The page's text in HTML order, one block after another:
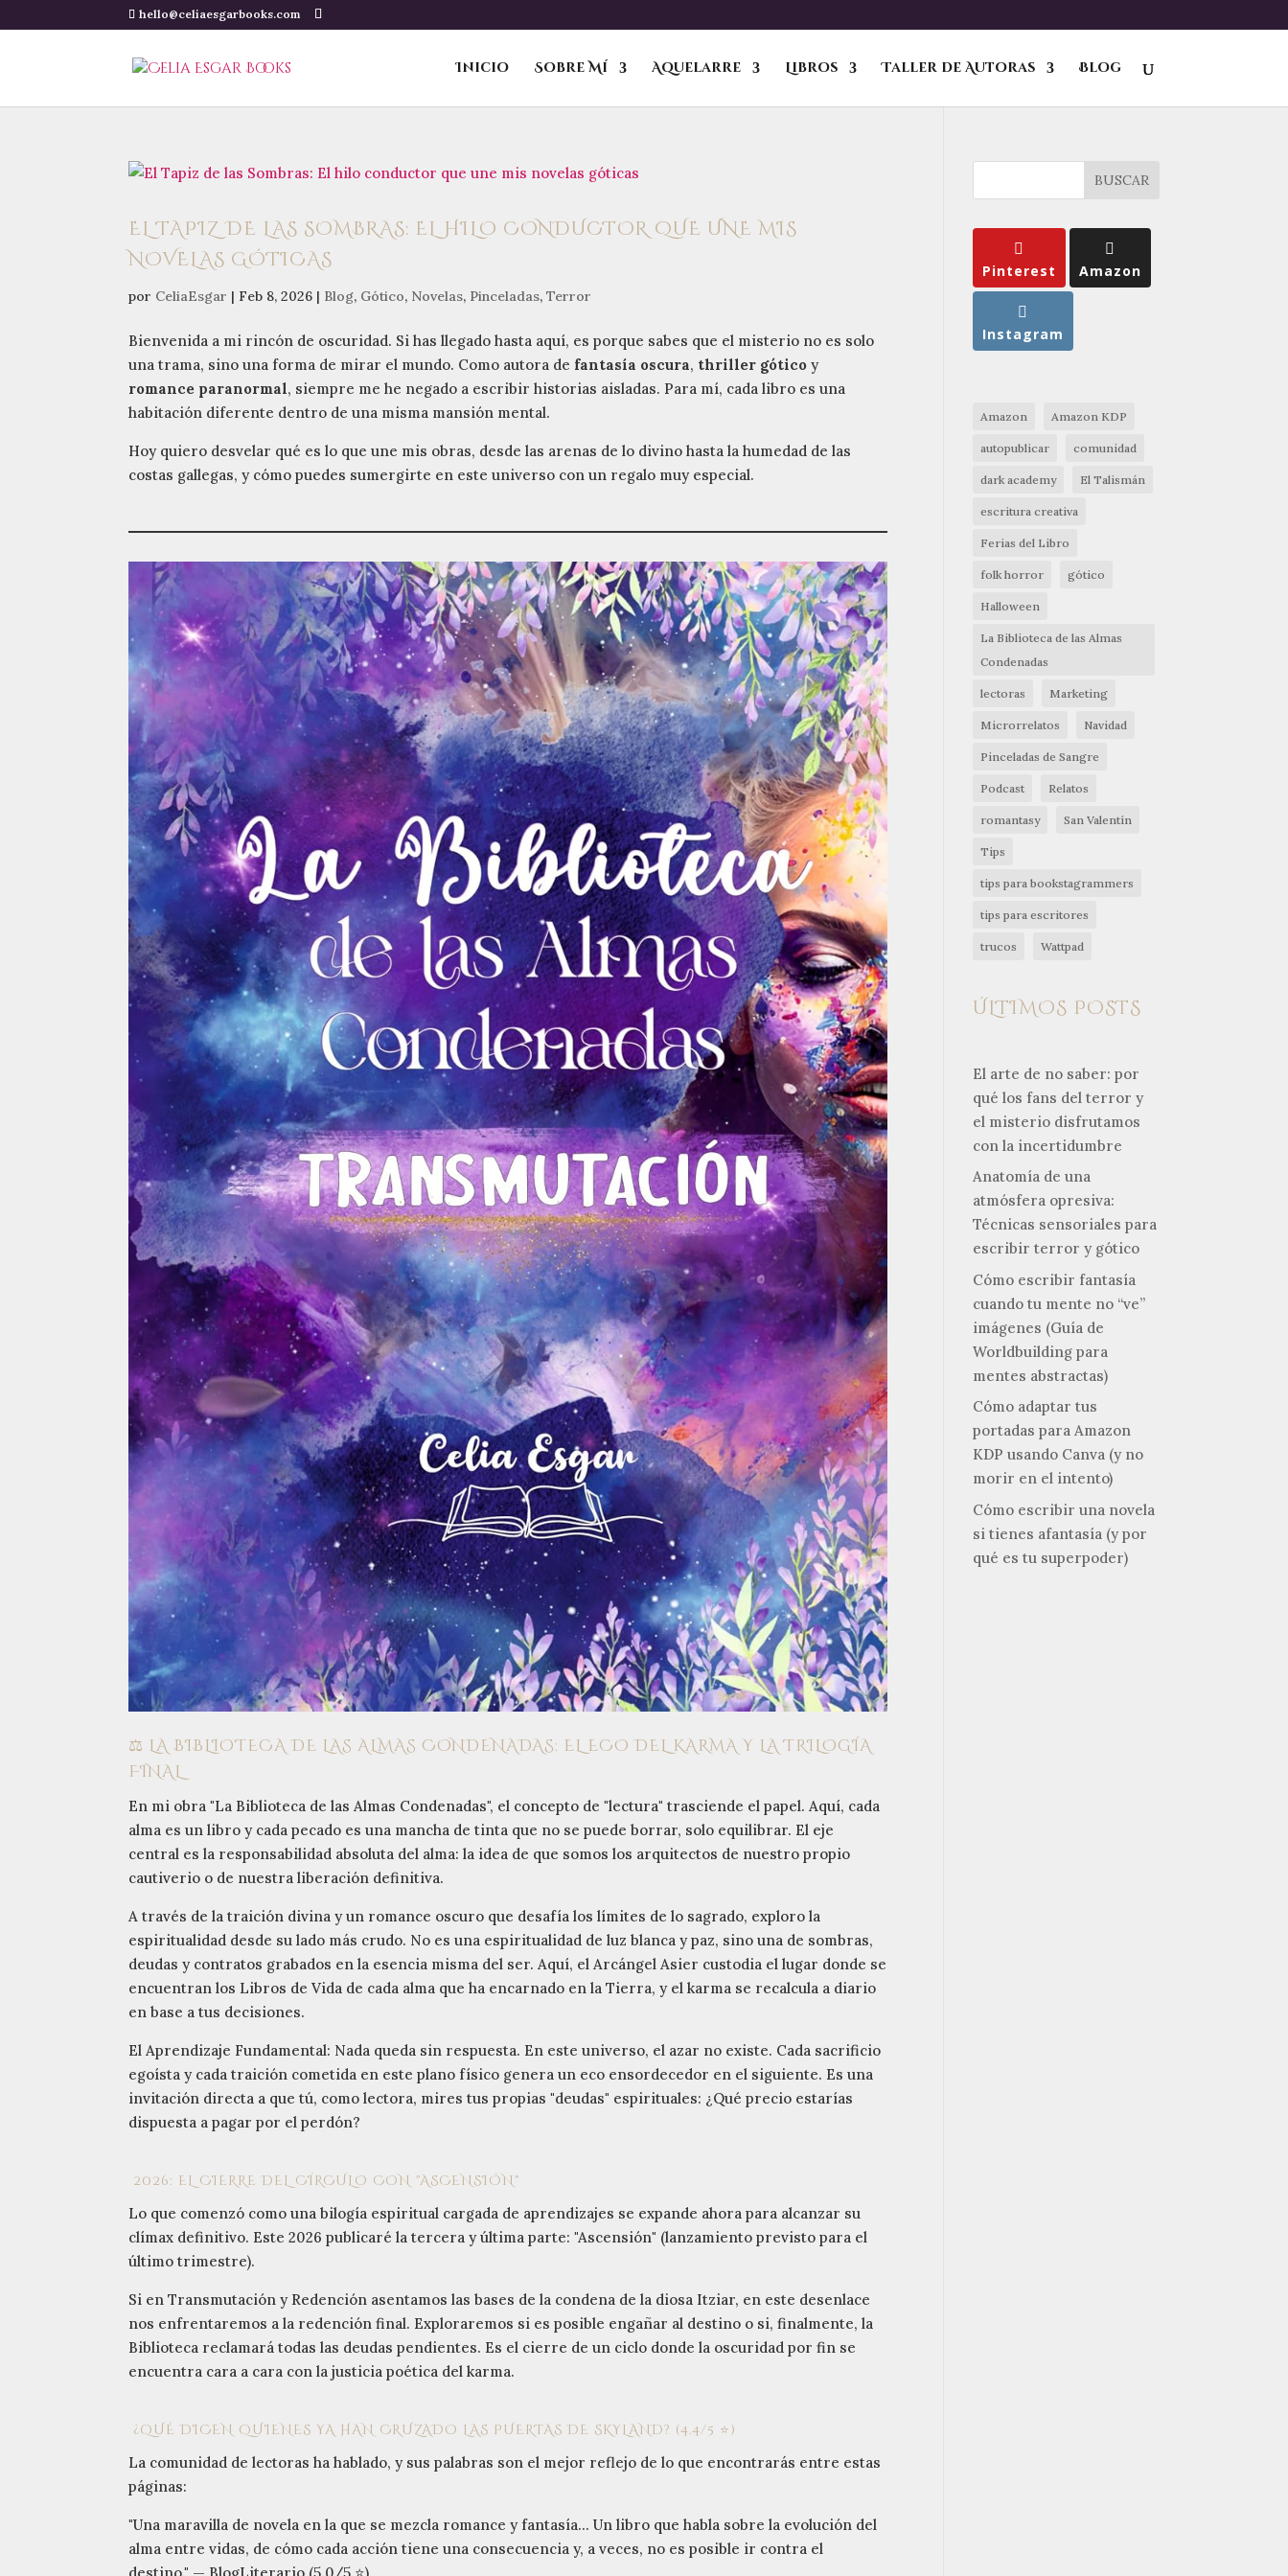
hello@celiaesgarbooks.com
Inicio Sobre Mí Aquelarre Libros Taller de Autoras Blog
EL TAPIZ DE LAS SOMBRAS: EL HILO CONDUCTOR QUE UNE MIS
NOVELAS GÓTICAS
por CeliaEsgar | Feb 8, 2026 | Blog, Gótico, Novelas, Pinceladas,Terror
Bienvenida a mi rincón de oscuridad. Si has llegado hasta aquí, es porque sabes que el misterio no es solo
una trama, sino una forma de mirar el mundo. Como autora de fantasía oscura, thriller gótico y
romance paranormal, siempre me he negado a escribir historias aisladas. Para mí, cada libro es una
habitación diferente dentro de una misma mansión mental.
Hoy quiero desvelar qué es lo que une mis obras, desde las arenas de lo divino hasta la humedad de las
costas gallegas, y cómo puedes sumergirte en este universo con un regalo muy especial.
⚖️ LA BIBLIOTECA DE LAS ALMAS CONDENADAS: EL ECO DEL KARMA Y LA TRILOGÍA
FINAL
En mi obra "La Biblioteca de las Almas Condenadas", el concepto de "lectura" trasciende el papel. Aquí, cada
alma es un libro y cada pecado es una mancha de tinta que no se puede borrar, solo equilibrar. El eje
central es la responsabilidad absoluta del alma: la idea de que somos los arquitectos de nuestro propio
cautiverio o de nuestra liberación definitiva.
A través de la traición divina y un romance oscuro que desafía los límites de lo sagrado, exploro la
espiritualidad desde su lado más crudo. No es una espiritualidad de luz blanca y paz, sino una de sombras,
deudas y contratos grabados en la esencia misma del ser. Aquí, el Arcángel Asier custodia el lugar donde se
encuentran los Libros de Vida de cada alma que ha encarnado en la Tierra, y el karma se recalcula a diario
en base a tus decisiones.
El Aprendizaje Fundamental: Nada queda sin respuesta. En este universo, el azar no existe. Cada sacrificio
egoísta y cada traición cometida en este plano físico genera un eco ensordecedor en el siguiente. Es una
invitación directa a que tú, como lectora, mires tus propias "deudas" espirituales: ¿Qué precio estarías
dispuesta a pagar por el perdón?
2026: EL CIERRE DEL CÍRCULO CON "ASCENSIÓN"
Lo que comenzó como una bilogía espiritual cargada de aprendizajes se expande ahora para alcanzar su
clímax definitivo. Este 2026 publicaré la tercera y última parte: "Ascensión" (lanzamiento previsto para el
último trimestre).
Si en Transmutación y Redención asentamos las bases de la condena de la diosa Itziar, en este desenlace
nos enfrentaremos a la redención final. Exploraremos si es posible engañar al destino o si, finalmente, la
Biblioteca reclamará todas las deudas pendientes. Es el cierre de un ciclo donde la oscuridad por fin se
encuentra cara a cara con la justicia poética del karma.
¿QUÉ DICEN QUIENES YA HAN CRUZADO LAS PUERTAS DE SKYLAND? (4.4/5 ⭐)
La comunidad de lectoras ha hablado, y sus palabras son el mejor reflejo de lo que encontrarás entre estas
páginas:
"Una maravilla de novela en la que se mezcla romance y fantasía... Un libro que habla sobre la evolución del
alma entre vidas, de cómo cada acción tiene una consecuencia y, a veces, no es posible ir contra el
BUSCAR
Pinterest Amazon
Instagram
Amazon Amazon KDP
autopublicar comunidad
dark academy El Talismán
escritura creativa
Ferias del Libro
folk horror gótico
Halloween
La Biblioteca de las Almas
Condenadas
lectoras Marketing
Microrrelatos Navidad
Pinceladas de Sangre
Podcast Relatos
romantasy San Valentín
Tips
tips para bookstagrammers
tips para escritores
trucos Wattpad
ÚLTIMOS POSTS
El arte de no saber: por
qué los fans del terror y
el misterio disfrutamos
con la incertidumbre
Anatomía de una
atmósfera opresiva:
Técnicas sensoriales para
escribir terror y gótico
Cómo escribir fantasía
cuando tu mente no “ve”
imágenes (Guía de
Worldbuilding para
mentes abstractas)
Cómo adaptar tus
portadas para Amazon
KDP usando Canva (y no
morir en el intento)
Cómo escribir una novela
si tienes afantasía (y por
qué es tu superpoder)